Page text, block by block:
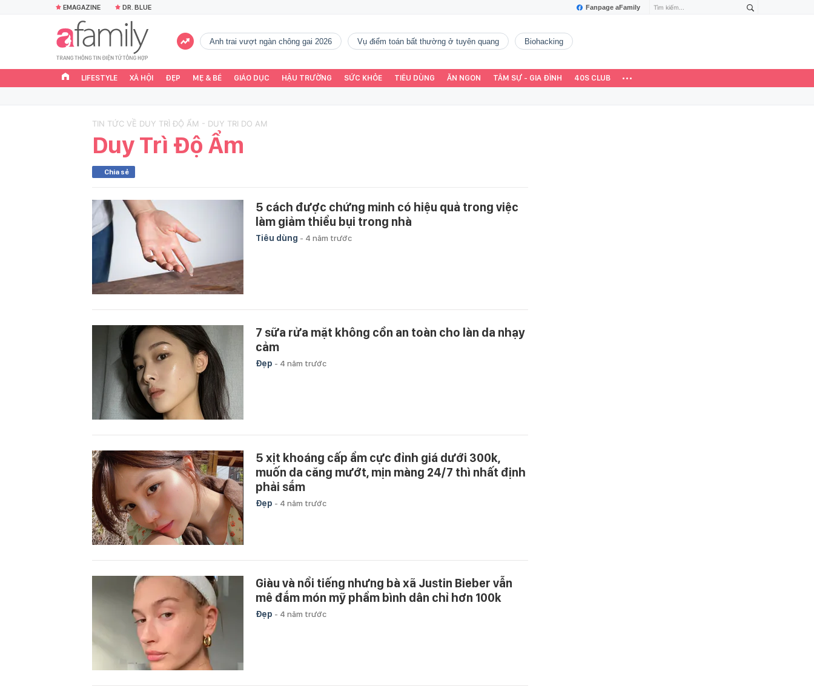
Fanpage aFamily
EMAGAZINE DR. BLUE
Anh trai vượt ngàn chông gai 2026 vụ điểm toán bất thường ở tuyên quang Biohacking
LIFESTYLE XÃ HỘI ĐẸP MẸ & BÉ GIÁO DỤC HẬU TRƯỜNG SỨC KHỎE TIÊU DÙNG ĂN NGON TÂM SỰ - GIA ĐÌNH 40S CLUB
TIN TỨC VỀ DUY TRÌ ĐỘ ẨM - DUY TRI DO AM
Duy Trì Độ Ẩm
Chia sẻ
5 cách được chứng minh có hiệu quả trong việc
làm giảm thiểu bụi trong nhà
Tiêu dùng - 4 năm trước
7 sữa rửa mặt không cồn an toàn cho làn da nhạy
cảm
Đẹp - 4 năm trước
5 xịt khoáng cấp ẩm cực đỉnh giá dưới 300k,
muốn da căng mướt, mịn màng 24/7 thì nhất định
phải sắm
Đẹp - 4 năm trước
Giàu và nổi tiếng nhưng bà xã Justin Bieber vẫn
mê đắm món mỹ phẩm bình dân chỉ hơn 100k
Đẹp - 4 năm trước